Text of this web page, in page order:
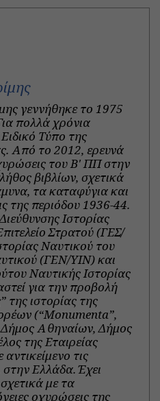
γεννήθηκε το 1975
πολλά χρόνια
Τύπο της
Από το 2012, ερευνά
του Β' ΠΠ στην
βιβλίων, σχετικά
τα καταφύγια και
της περιόδου 1936-44.
Ιστορίας
Στρατού (ΓΕΣ/
Ναυτικού του
(ΓΕΝ/ΥΙΝ) και
Ναυτικής Ιστορίας
για την προβολή
της ιστορίας της
(“Monumenta”,
Αθηναίων, Δήμος
της Εταιρείας
τις
Ελλάδα. Έχει
με τα
οχυρώσεις της